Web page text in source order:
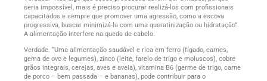
seria impossível, mais é preciso procurar realizá-los com profissionais
capacitados e sempre que promover uma agressão, como a escova
progressiva, buscar minimizá-la com uma queratinização ou hidratação”.
A alimentação interfere na queda de cabelo.
Verdade. “Uma alimentação saudável e rica em ferro (fígado, carnes,
gema de ovo e legumes), zinco (leite, farelo de trigo e moluscos), cobre
grãos integrais, cerejas, aves e aveia), vitamina B6 (germe de trigo, carne
de porco – bem passada – e bananas), pode contribuir para o